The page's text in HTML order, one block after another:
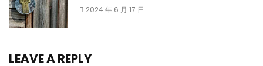
2024 年 6 月 17 日
LEAVE A REPLY